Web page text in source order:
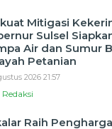
Mitigasi
Sulsel
Air dan Sumur
Petanian
2026 21:57
Redaksi
Raih